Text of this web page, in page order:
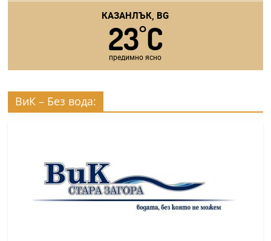
КАЗАНЛЪК, BG
23°C
предимно ясно
ВиК – Без вода: